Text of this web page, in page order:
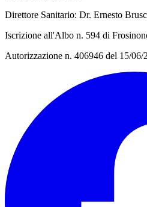
Direttore Sanitario: Dr. Ernesto
Iscrizione all'Albo n. 594 di
Autorizzazione n. 406946 del 15/06/